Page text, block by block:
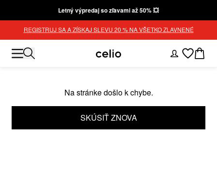
Letný výpredaj so zľavami až 50% 💥
REGISTRUJ SA A ZÍSKAJ SLEVU 20 % NA VŠETKO ZLAVNENÉ
Na stránke došlo k chybe.
SKÚSIŤ ZNOVA